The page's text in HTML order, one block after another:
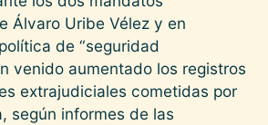
Álvaro Uribe Vélez y en
de “seguridad
venido aumentado los registros
extrajudiciales cometidas por
según informes de las